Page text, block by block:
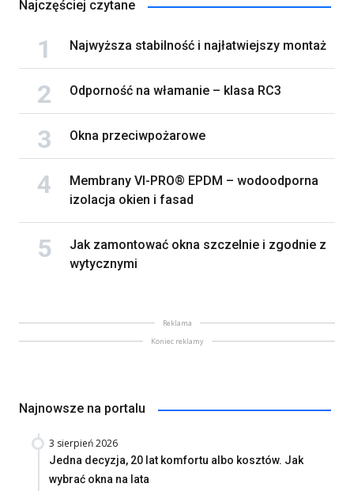
Najczęściej czytane
Najwyższa stabilność i najłatwiejszy montaż
Odporność na włamanie – klasa RC3
Okna przeciwpożarowe
Membrany VI-PRO® EPDM – wodoodporna
izolacja okien i fasad
Jak zamontować okna szczelnie i zgodnie z
wytycznymi
Reklama
Koniec reklamy
Najnowsze na portalu
3 sierpień 2026
Jedna decyzja, 20 lat komfortu albo kosztów. Jak
wybrać okna na lata